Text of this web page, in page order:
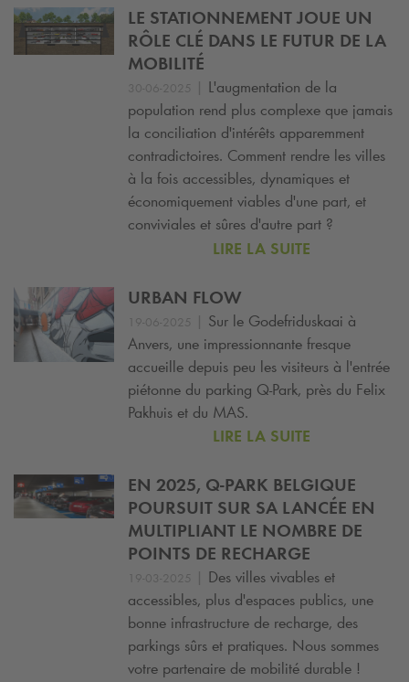
LE STATIONNEMENT JOUE UN
RÔLE CLÉ DANS LE FUTUR DE LA
MOBILITÉ
30-06-2025 | L'augmentation de la
population rend plus complexe que jamais
la conciliation d'intérêts apparemment
contradictoires. Comment rendre les villes
à la fois accessibles, dynamiques et
économiquement viables d'une part, et
conviviales et sûres d'autre part ?
LIRE LA SUITE
URBAN FLOW
19-06-2025 | Sur le Godefriduskaai à
Anvers, une impressionnante fresque
accueille depuis peu les visiteurs à l'entrée
piétonne du parking Q-Park, près du Felix
Pakhuis et du MAS.
LIRE LA SUITE
EN 2025, Q-PARK BELGIQUE
POURSUIT SUR SA LANCÉE EN
MULTIPLIANT LE NOMBRE DE
POINTS DE RECHARGE
19-03-2025 | Des villes vivables et
accessibles, plus d'espaces publics, une
bonne infrastructure de recharge, des
parkings sûrs et pratiques. Nous sommes
votre partenaire de mobilité durable !